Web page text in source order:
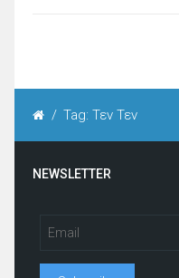
/ Tag: Τεν Τεν
NEWSLETTER